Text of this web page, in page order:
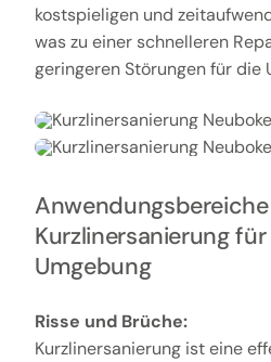
kostspieligen und
was zu einer schnelleren
geringeren Störungen für die
Kurzlinersanierung
Umgebung
Risse und Brüche:
Kurzlinersanierung ist eine